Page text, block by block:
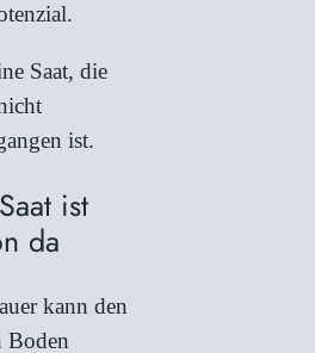
Saat, die
ist.
ist
da
kann den
Boden